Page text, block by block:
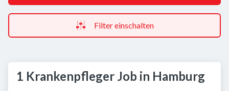
Filter einschalten
1 Krankenpfleger Job in Hamburg